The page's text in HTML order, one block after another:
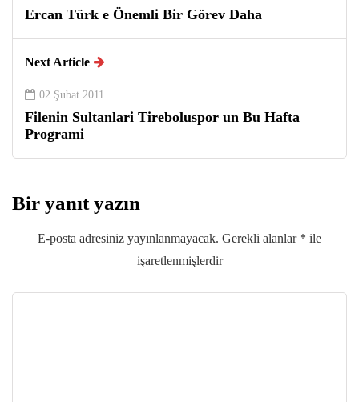
Ercan Türk e Önemli Bir Görev Daha
Next Article
02 Şubat 2011
Filenin Sultanlari Tireboluspor un Bu Hafta
Programi
Bir yanıt yazın
E-posta adresiniz yayınlanmayacak. Gerekli alanlar * ile
işaretlenmişlerdir